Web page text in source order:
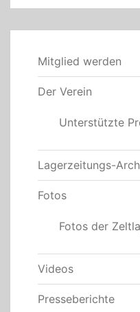
Mitglied werden
Der Verein
Unterstützte
Lagerzeitungs-
Fotos
Fotos der
Videos
Presseberichte